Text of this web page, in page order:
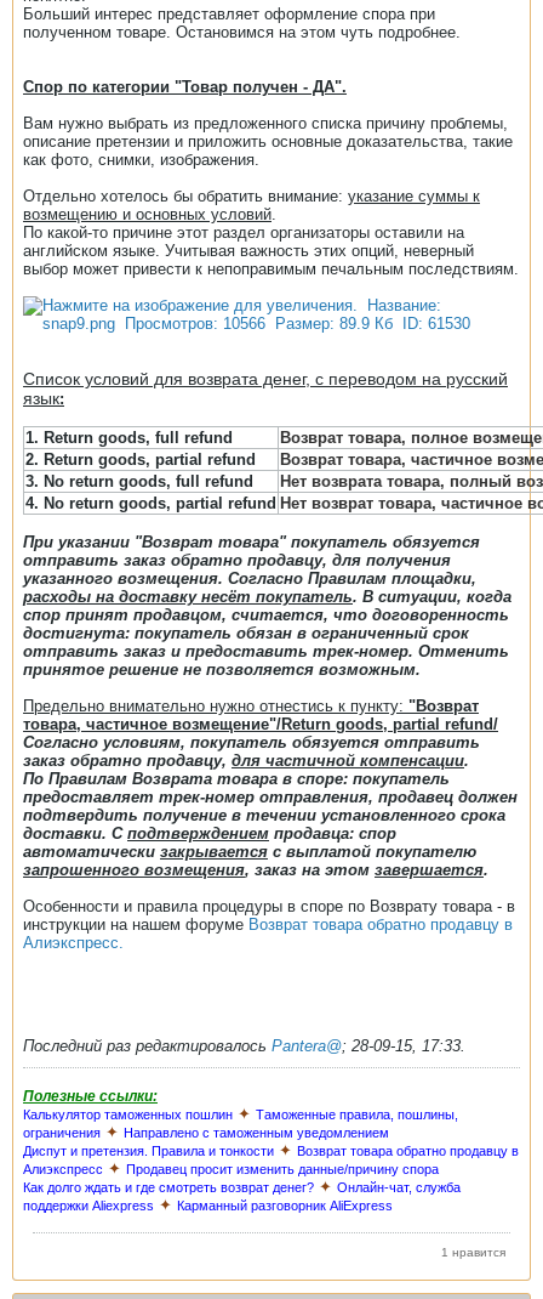
Больший интерес представляет оформление спора при
полученном товаре. Остановимся на этом чуть подробнее.
Спор по категории "Товар получен - ДА".
Вам нужно выбрать из предложенного списка причину проблемы,
описание претензии и приложить основные доказательства, такие
как фото, снимки, изображения.
Отдельно хотелось бы обратить внимание: указание суммы к
возмещению и основных условий.
По какой-то причине этот раздел организаторы оставили на
английском языке. Учитывая важность этих опций, неверный
выбор может привести к непоправимым печальным последствиям.
Список условий для возврата денег, с переводом на русский
язык:
1. Return goods, full refund
Возврат товара, полное
2. Return goods, partial refund
Возврат товара, частичное
3. No return goods, full refund
Нет возврата товара, полный
4. No return goods, partial refund Нет возврат товара, частичное
При указании "Возврат товара" покупатель обязуется
отправить заказ обратно продавцу, для получения
указанного возмещения. Согласно Правилам площадки,
расходы на доставку несёт покупатель. В ситуации, когда
спор принят продавцом, считается, что договоренность
достигнута: покупатель обязан в ограниченный срок
отправить заказ и предоставить трек-номер. Отменить
принятое решение не позволяется возможным.
Предельно внимательно нужно отнестись к пункту: "Возврат
товара, частичное возмещение"/Return goods, partial refund/
Согласно условиям, покупатель обязуется отправить
заказ обратно продавцу, для частичной компенсации.
По Правилам Возврата товара в споре: покупатель
предоставляет трек-номер отправления, продавец должен
подтвердить получение в течении установленного срока
доставки. С подтверждением продавца: спор
автоматически закрывается с выплатой покупателю
запрошенного возмещения, заказ на этом завершается.
Особенности и правила процедуры в споре по Возврату товара - в
инструкции на нашем форуме Возврат товара обратно продавцу в
Алиэкспресс.
Последний раз редактировалось Pantera@; 28-09-15, 17:33.
Полезные ссылки:
Калькулятор таможенных пошлин ✦ Таможенные правила, пошлины,
ограничения ✦ Направлено с таможенным уведомлением
Диспут и претензия. Правила и тонкости ✦ Возврат товара обратно продавцу в
Алиэкспресс ✦ Продавец просит изменить данные/причину спора
Как долго ждать и где смотреть возврат денег? ✦ Онлайн-чат, служба
поддержки Aliexpress ✦ Карманный разговорник AliExpress
1 нравится